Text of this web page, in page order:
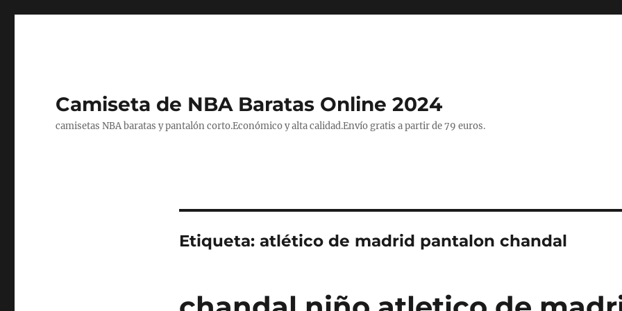
Camiseta de NBA Baratas Online 2024
camisetas NBA baratas y pantalón corto.Económico y alta calidad.Envío gratis a partir de 79 euros.
Etiqueta: atlético de madrid pantalon chandal